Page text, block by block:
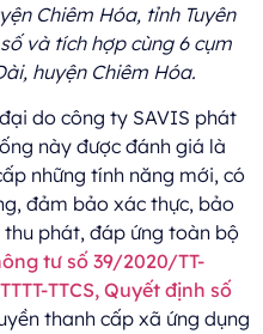
Chiêm Hóa, tỉnh Tuyên
và tích hợp cùng 6 cụm
huyện Chiêm Hóa.
do công ty SAVIS phát
này được đánh giá là
những tính năng mới, có
đảm bảo xác thực, bảo
phát, đáp ứng toàn bộ
tư số 39/2020/TT-
TTCS, Quyết định số
thanh cấp xã ứng dụng